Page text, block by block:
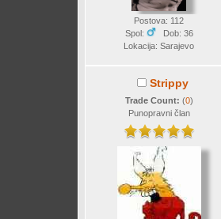
Postova: 112
Spol:
Dob: 36
Lokacija: Sarajevo
Strippy
Trade Count: (0)
Punopravni član